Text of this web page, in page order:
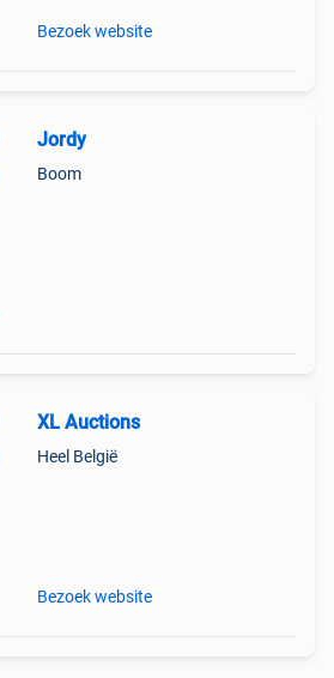
Bezoek website
Jordy
Boom
XL Auctions
Heel België
Bezoek website